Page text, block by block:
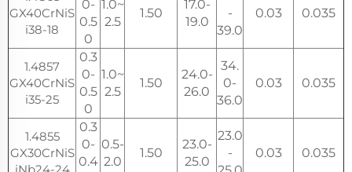
GX40CrNiS
i38-18
0-
0.5
0
1.0~
2.5
1.50
17.0-
19.0
-
39.0
0.03 0.035
1.4857
GX40CrNiS
i35-25
0.3
0-
0.5
0
1.0~
2.5
1.50
24.0-
26.0
34.
0-
36.0
0.03 0.035
1.4855
GX30CrNiS
0.3
0-
0.4
0.5-
2.0
1.50
23.0-
25.0
23.0
-
0.03 0.035